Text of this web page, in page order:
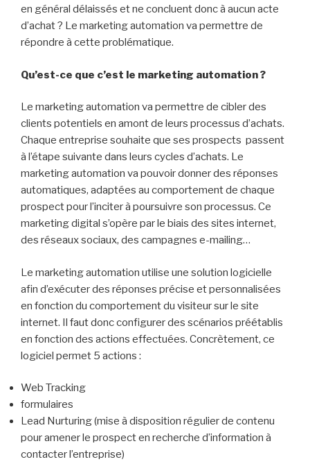
en général délaissés et ne concluent donc à aucun acte
d’achat ? Le marketing automation va permettre de
répondre à cette problématique.
Qu’est-ce que c’est le marketing automation ?
Le marketing automation va permettre de cibler des
clients potentiels en amont de leurs processus d’achats.
Chaque entreprise souhaite que ses prospects passent
à l’étape suivante dans leurs cycles d’achats. Le
marketing automation va pouvoir donner des réponses
automatiques, adaptées au comportement de chaque
prospect pour l’inciter à poursuivre son processus. Ce
marketing digital s’opère par le biais des sites internet,
des réseaux sociaux, des campagnes e-mailing…
Le marketing automation utilise une solution logicielle
afin d’exécuter des réponses précise et personnalisées
en fonction du comportement du visiteur sur le site
internet. Il faut donc configurer des scénarios préétablis
en fonction des actions effectuées. Concrètement, ce
logiciel permet 5 actions :
Web Tracking
formulaires
Lead Nurturing (mise à disposition régulier de contenu
pour amener le prospect en recherche d’information à
contacter l’entreprise)